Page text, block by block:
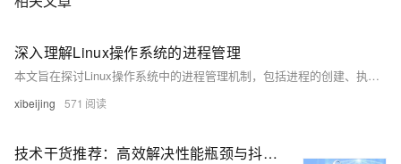
深入理解Linux操作系统的进程管理
本文旨在探讨Linux操作系统中的进程管理机制，包括进程的创建、执行、调度和终止等环节。通过对Linux内核中相关模块的分析，揭示其高效的进程管理策略，为开发者提供优化程序性能和资源利用率的参考。
xibeijing 571
技术干货推荐：高效解决性能瓶颈与抖动之进程热点追踪